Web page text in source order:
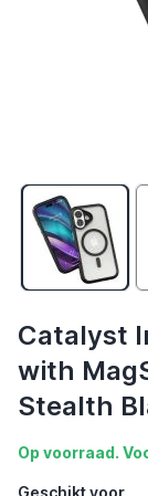
Catalyst
with
Stealth
Op voorraad.
Geschikt voor